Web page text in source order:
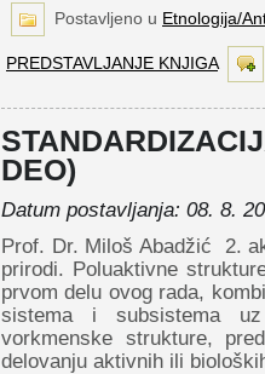
Postavljeno u Etnologija/
PREDSTAVLJANJE KNJIGA
DEO)
Datum postavljanja: 08. 8.
Prof. Dr. Miloš Abadžić 2.
prirodi. Poluaktivne
prvom delu ovog rada,
sistema i subsistema uz
vorkmenske strukture,
delovanju aktivnih ili